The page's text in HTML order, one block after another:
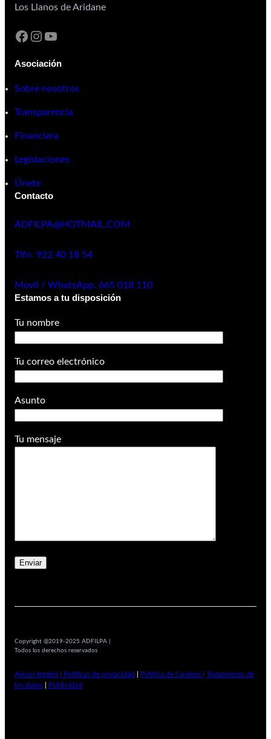
Los Llanos de Aridane
Asociación
Sobre nosotros
Transparencia
Financiera
Legislaciones
Únete
Contacto
ADFILPA@HOTMAIL.COM
Tlfn. 922 40 18 54
Movil / WhatsApp. 665 018 110
Estamos a tu disposición
Tu nombre
Tu correo electrónico
Asunto
Tu mensaje
Copyright @2019-2025 ADFILPA |
Todos los derechos reservados
Avisos legales | Políticas de privacidad Política de Cookies |
Tratamiento de
los datos
Publicidad